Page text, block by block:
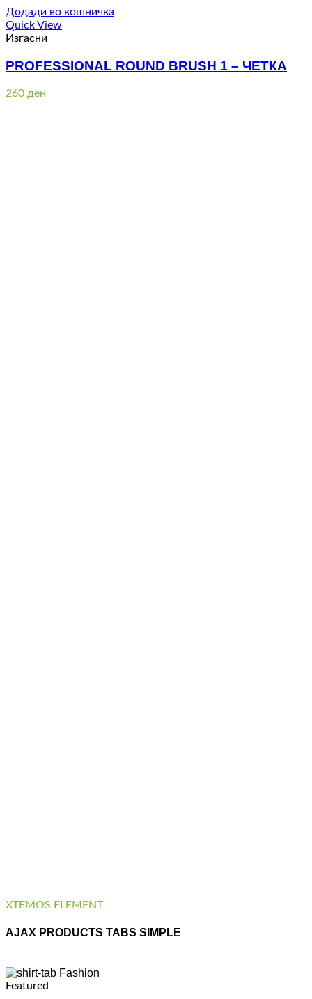
Додади во кошничка
Quick View
Изгасни
PROFESSIONAL ROUND BRUSH 1 – ЧЕТКА
260 ден
XTEMOS ELEMENT
AJAX PRODUCTS TABS SIMPLE
Fashion
Featured